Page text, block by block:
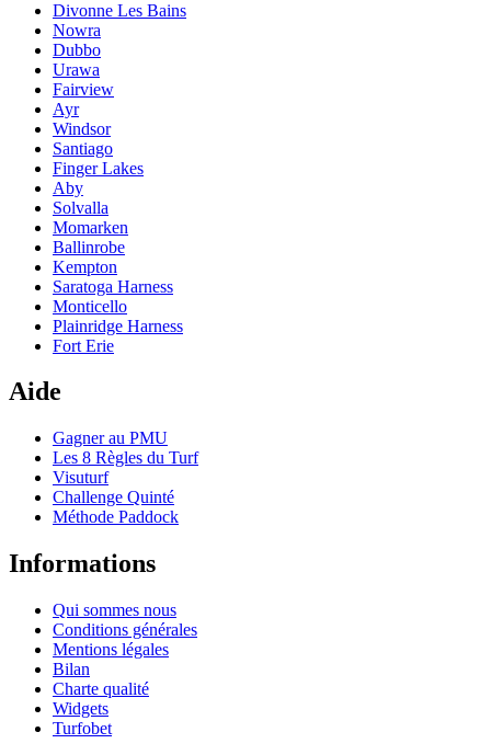
Divonne Les Bains
Nowra
Dubbo
Urawa
Fairview
Ayr
Windsor
Santiago
Finger Lakes
Aby
Solvalla
Momarken
Ballinrobe
Kempton
Saratoga Harness
Monticello
Plainridge Harness
Fort Erie
Aide
Gagner au PMU
Les 8 Règles du Turf
Visuturf
Challenge Quinté
Méthode Paddock
Informations
Qui sommes nous
Conditions générales
Mentions légales
Bilan
Charte qualité
Widgets
Turfobet